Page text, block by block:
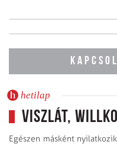
hetilap
Viszlát,
Egészen másként